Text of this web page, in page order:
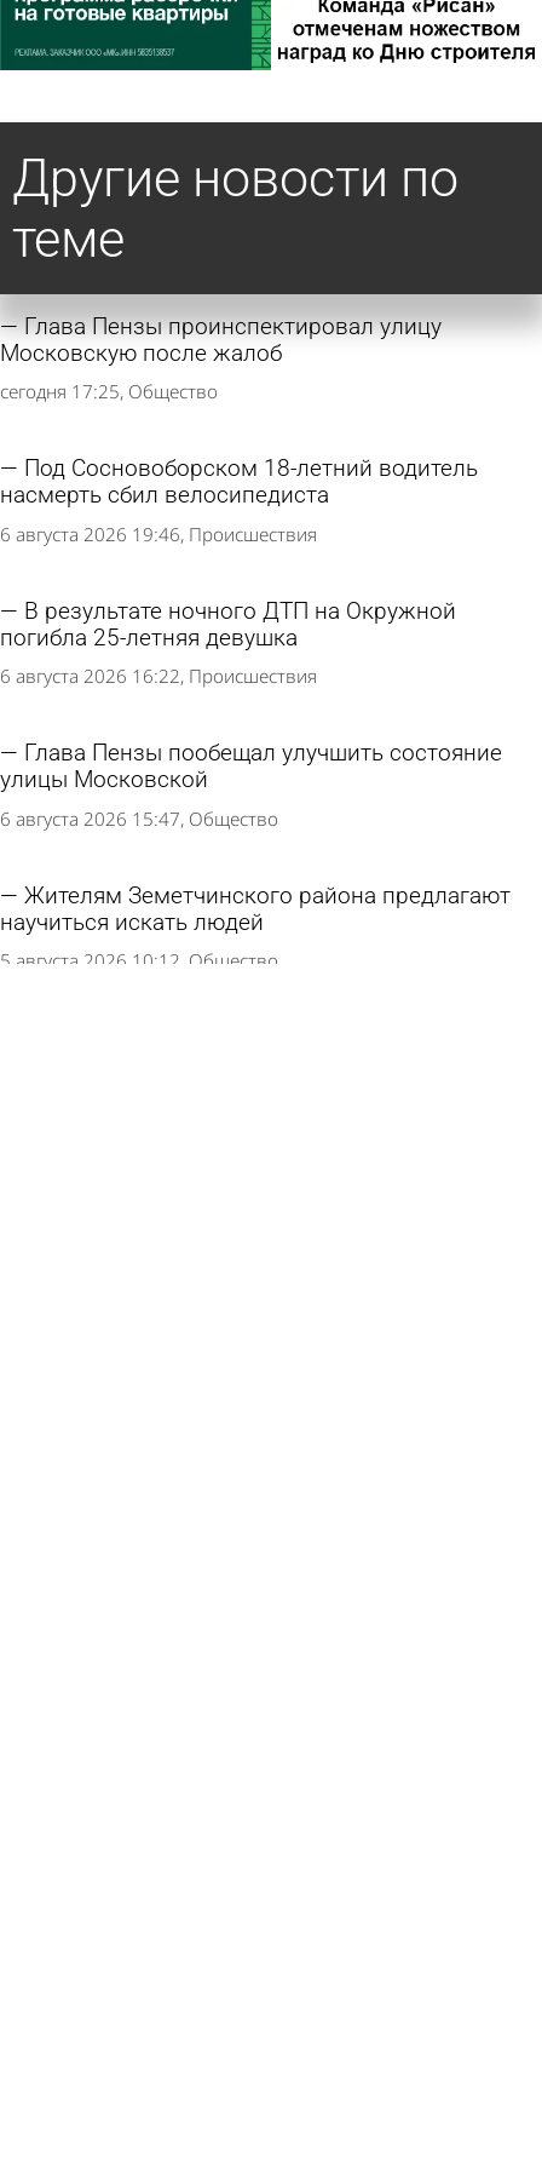
Другие новости по
теме
Глава Пензы проинспектировал улицу
Московскую после жалоб
сегодня 17:25 Общество
Под Сосновоборском 18-летний водитель
насмерть сбил велосипедиста
6 августа 2026 19:46 Происшествия
В результате ночного ДТП на Окружной
погибла 25-летняя девушка
6 августа 2026 16:22 Происшествия
Глава Пензы пообещал улучшить состояние
улицы Московской
6 августа 2026 15:47 Общество
Жителям Земетчинского района предлагают
научиться искать людей
5 августа 2026 10:12 Общество